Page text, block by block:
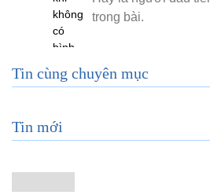
Tin cùng chuyên mục
Tin mới